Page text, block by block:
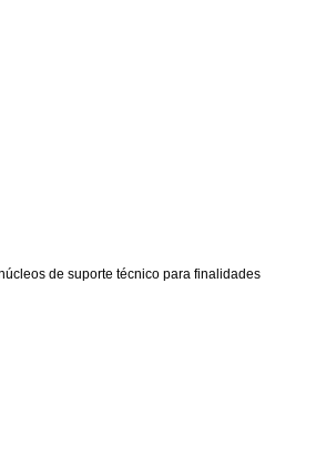
de suporte técnico para finalidades